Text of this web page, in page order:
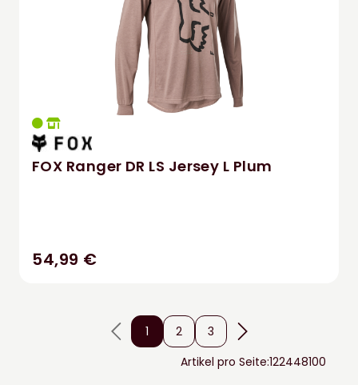
FOX Ranger DR LS Jersey L Plum
54,99 €
1 2
3
Artikel pro Seite:122448100